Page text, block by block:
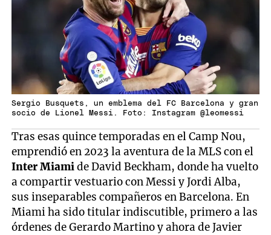
Sergio Busquets, un emblema del FC Barcelona y gran
socio de Lionel Messi. Foto: Instagram @leomessi
Tras esas quince temporadas en el Camp Nou,
emprendió en 2023 la aventura de la MLS con el
Inter Miamide David Beckham, donde ha vuelto
a compartir vestuario con Messi y Jordi Alba,
sus inseparables compañeros en Barcelona. En
Miami ha sido titular indiscutible, primero a las
órdenes de Gerardo Martino y ahora de Javier